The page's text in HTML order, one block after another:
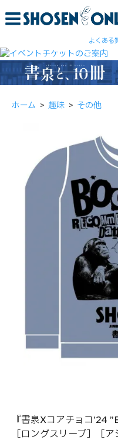
よくある
ホーム > 趣味 > その他
『書泉Xコアチョコ’24
［ロングスリーブ］［